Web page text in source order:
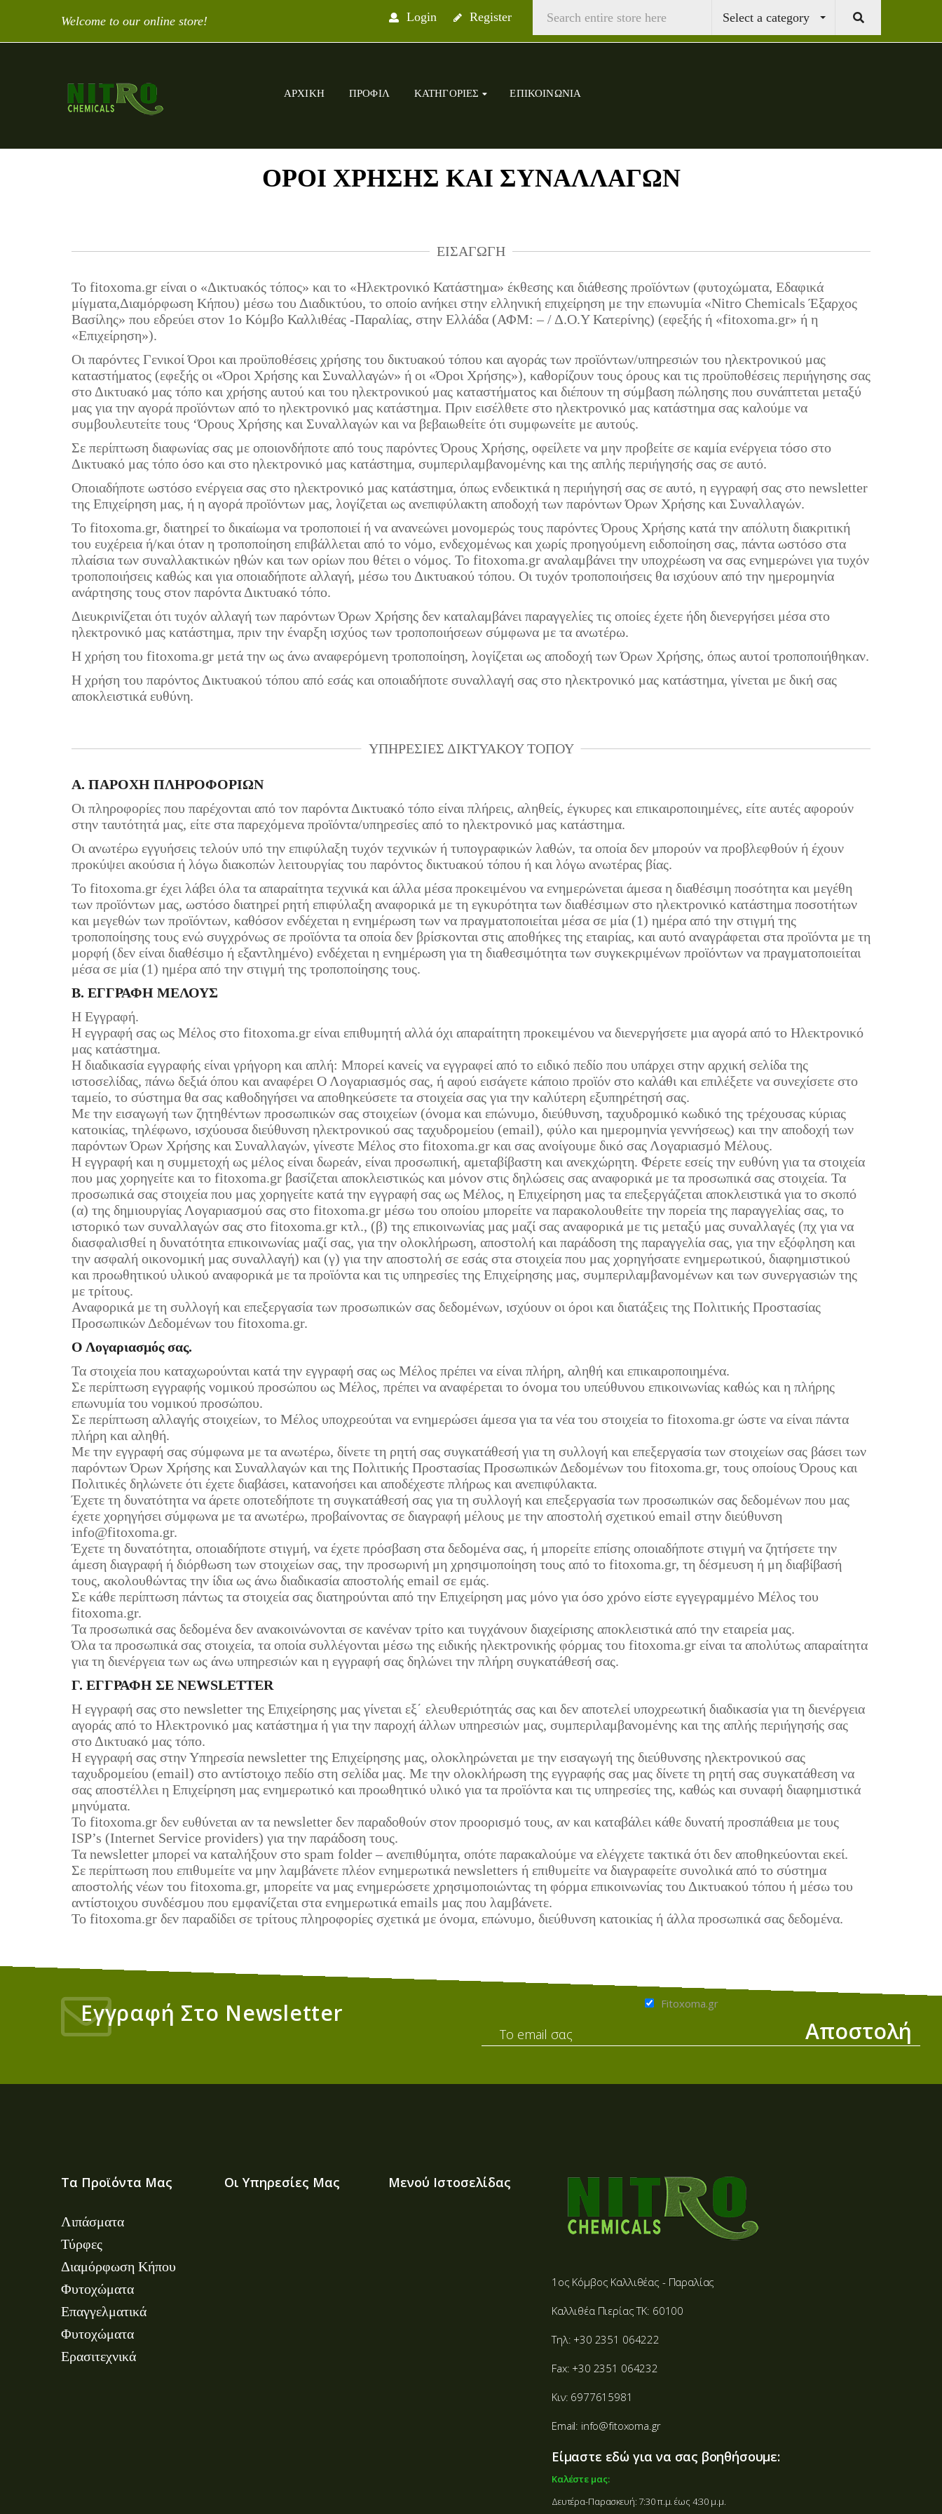
Welcome to our online store! Login Register Select a category
ΑΡΧΙΚΉ ΠΡΟΦΊΛ ΚΑΤΗΓΟΡΊΕΣ ΕΠΙΚΟΙΝΩΝΊΑ
ΟΡΟΙ ΧΡΗΣΗΣ ΚΑΙ ΣΥΝΑΛΛΑΓΩΝ
ΕΙΣΑΓΩΓΉ
Το fitoxoma.gr είναι ο «Δικτυακός τόπος» και το «Ηλεκτρονικό Κατάστημα» έκθεσης και διάθεσης προϊόντων (φυτοχώματα, Εδαφικά
μίγματα,Διαμόρφωση Κήπου) μέσω του Διαδικτύου, το οποίο ανήκει στην ελληνική επιχείρηση με την επωνυμία «Nitro Chemicals Έξαρχος
Βασίλης» που εδρεύει στον 1ο Κόμβο Καλλιθέας -Παραλίας, στην Ελλάδα (ΑΦΜ: – / Δ.Ο.Υ Κατερίνης) (εφεξής ή «fitoxoma.gr» ή η
«Επιχείρηση»).
Οι παρόντες Γενικοί Όροι και προϋποθέσεις χρήσης του δικτυακού τόπου και αγοράς των προϊόντων/υπηρεσιών του ηλεκτρονικού μας
καταστήματος (εφεξής οι «Όροι Χρήσης και Συναλλαγών» ή οι «Όροι Χρήσης»), καθορίζουν τους όρους και τις προϋποθέσεις περιήγησης σας
στο Δικτυακό μας τόπο και χρήσης αυτού και του ηλεκτρονικού μας καταστήματος και διέπουν τη σύμβαση πώλησης που συνάπτεται μεταξύ
μας για την αγορά προϊόντων από το ηλεκτρονικό μας κατάστημα. Πριν εισέλθετε στο ηλεκτρονικό μας κατάστημα σας καλούμε να
συμβουλευτείτε τους ‘Όρους Χρήσης και Συναλλαγών και να βεβαιωθείτε ότι συμφωνείτε με αυτούς.
Σε περίπτωση διαφωνίας σας με οποιονδήποτε από τους παρόντες Όρους Χρήσης, οφείλετε να μην προβείτε σε καμία ενέργεια τόσο στο
Δικτυακό μας τόπο όσο και στο ηλεκτρονικό μας κατάστημα, συμπεριλαμβανομένης και της απλής περιήγησής σας σε αυτό.
Οποιαδήποτε ωστόσο ενέργεια σας στο ηλεκτρονικό μας κατάστημα, όπως ενδεικτικά η περιήγησή σας σε αυτό, η εγγραφή σας στο newsletter
της Επιχείρηση μας, ή η αγορά προϊόντων μας, λογίζεται ως ανεπιφύλακτη αποδοχή των παρόντων Όρων Χρήσης και Συναλλαγών.
Το fitoxoma.gr, διατηρεί το δικαίωμα να τροποποιεί ή να ανανεώνει μονομερώς τους παρόντες Όρους Χρήσης κατά την απόλυτη διακριτική
του ευχέρεια ή/και όταν η τροποποίηση επιβάλλεται από το νόμο, ενδεχομένως και χωρίς προηγούμενη ειδοποίηση σας, πάντα ωστόσο στα
πλαίσια των συναλλακτικών ηθών και των ορίων που θέτει ο νόμος. Το fitoxoma.gr αναλαμβάνει την υποχρέωση να σας ενημερώνει για τυχόν
τροποποιήσεις καθώς και για οποιαδήποτε αλλαγή, μέσω του Δικτυακού τόπου. Οι τυχόν τροποποιήσεις θα ισχύουν από την ημερομηνία
ανάρτησης τους στον παρόντα Δικτυακό τόπο.
Διευκρινίζεται ότι τυχόν αλλαγή των παρόντων Όρων Χρήσης δεν καταλαμβάνει παραγγελίες τις οποίες έχετε ήδη διενεργήσει μέσα στο
ηλεκτρονικό μας κατάστημα, πριν την έναρξη ισχύος των τροποποιήσεων σύμφωνα με τα ανωτέρω.
Η χρήση του fitoxoma.gr μετά την ως άνω αναφερόμενη τροποποίηση, λογίζεται ως αποδοχή των Όρων Χρήσης, όπως αυτοί τροποποιήθηκαν.
Η χρήση του παρόντος Δικτυακού τόπου από εσάς και οποιαδήποτε συναλλαγή σας στο ηλεκτρονικό μας κατάστημα, γίνεται με δική σας
αποκλειστικά ευθύνη.
ΥΠΗΡΕΣΙΕΣ ΔΙΚΤΥΑΚΟΥ ΤΟΠΟΥ
Α. ΠΑΡΟΧΗ ΠΛΗΡΟΦΟΡΙΩΝ
Οι πληροφορίες που παρέχονται από τον παρόντα Δικτυακό τόπο είναι πλήρεις, αληθείς, έγκυρες και επικαιροποιημένες, είτε αυτές αφορούν
στην ταυτότητά μας, είτε στα παρεχόμενα προϊόντα/υπηρεσίες από το ηλεκτρονικό μας κατάστημα.
Οι ανωτέρω εγγυήσεις τελούν υπό την επιφύλαξη τυχόν τεχνικών ή τυπογραφικών λαθών, τα οποία δεν μπορούν να προβλεφθούν ή έχουν
προκύψει ακούσια ή λόγω διακοπών λειτουργίας του παρόντος δικτυακού τόπου ή και λόγω ανωτέρας βίας.
Το fitoxoma.gr έχει λάβει όλα τα απαραίτητα τεχνικά και άλλα μέσα προκειμένου να ενημερώνεται άμεσα η διαθέσιμη ποσότητα και μεγέθη
των προϊόντων μας, ωστόσο διατηρεί ρητή επιφύλαξη αναφορικά με τη εγκυρότητα των διαθέσιμων στο ηλεκτρονικό κατάστημα ποσοτήτων
και μεγεθών των προϊόντων, καθόσον ενδέχεται η ενημέρωση των να πραγματοποιείται μέσα σε μία (1) ημέρα από την στιγμή της
τροποποίησης τους ενώ συγχρόνως σε προϊόντα τα οποία δεν βρίσκονται στις αποθήκες της εταιρίας, και αυτό αναγράφεται στα προϊόντα με τη
μορφή (δεν είναι διαθέσιμο ή εξαντλημένο) ενδέχεται η ενημέρωση για τη διαθεσιμότητα των συγκεκριμένων προϊόντων να πραγματοποιείται
μέσα σε μία (1) ημέρα από την στιγμή της τροποποίησης τους.
Β. ΕΓΓΡΑΦΗ ΜΕΛΟΥΣ
Η Εγγραφή.
Η εγγραφή σας ως Μέλος στο fitoxoma.gr είναι επιθυμητή αλλά όχι απαραίτητη προκειμένου να διενεργήσετε μια αγορά από το Ηλεκτρονικό
μας κατάστημα.
Η διαδικασία εγγραφής είναι γρήγορη και απλή: Μπορεί κανείς να εγγραφεί από το ειδικό πεδίο που υπάρχει στην αρχική σελίδα της
ιστοσελίδας, πάνω δεξιά όπου και αναφέρει Ο Λογαριασμός σας, ή αφού εισάγετε κάποιο προϊόν στο καλάθι και επιλέξετε να συνεχίσετε στο
ταμείο, το σύστημα θα σας καθοδηγήσει να αποθηκεύσετε τα στοιχεία σας για την καλύτερη εξυπηρέτησή σας.
Με την εισαγωγή των ζητηθέντων προσωπικών σας στοιχείων (όνομα και επώνυμο, διεύθυνση, ταχυδρομικό κωδικό της τρέχουσας κύριας
κατοικίας, τηλέφωνο, ισχύουσα διεύθυνση ηλεκτρονικού σας ταχυδρομείου (email), φύλο και ημερομηνία γεννήσεως) και την αποδοχή των
παρόντων Όρων Χρήσης και Συναλλαγών, γίνεστε Μέλος στο fitoxoma.gr και σας ανοίγουμε δικό σας Λογαριασμό Μέλους.
Η εγγραφή και η συμμετοχή ως μέλος είναι δωρεάν, είναι προσωπική, αμεταβίβαστη και ανεκχώρητη. Φέρετε εσείς την ευθύνη για τα στοιχεία
που μας χορηγείτε και το fitoxoma.gr βασίζεται αποκλειστικώς και μόνον στις δηλώσεις σας αναφορικά με τα προσωπικά σας στοιχεία. Τα
προσωπικά σας στοιχεία που μας χορηγείτε κατά την εγγραφή σας ως Μέλος, η Επιχείρηση μας τα επεξεργάζεται αποκλειστικά για το σκοπό
(α) της δημιουργίας Λογαριασμού σας στο fitoxoma.gr μέσω του οποίου μπορείτε να παρακολουθείτε την πορεία της παραγγελίας σας, το
ιστορικό των συναλλαγών σας στο fitoxoma.gr κτλ., (β) της επικοινωνίας μας μαζί σας αναφορικά με τις μεταξύ μας συναλλαγές (πχ για να
διασφαλισθεί η δυνατότητα επικοινωνίας μαζί σας, για την ολοκλήρωση, αποστολή και παράδοση της παραγγελία σας, για την εξόφληση και
την ασφαλή οικονομική μας συναλλαγή) και (γ) για την αποστολή σε εσάς στα στοιχεία που μας χορηγήσατε ενημερωτικού, διαφημιστικού
και προωθητικού υλικού αναφορικά με τα προϊόντα και τις υπηρεσίες της Επιχείρησης μας, συμπεριλαμβανομένων και των συνεργασιών της
με τρίτους.
Αναφορικά με τη συλλογή και επεξεργασία των προσωπικών σας δεδομένων, ισχύουν οι όροι και διατάξεις της Πολιτικής Προστασίας
Προσωπικών Δεδομένων του fitoxoma.gr.
Ο Λογαριασμός σας.
Τα στοιχεία που καταχωρούνται κατά την εγγραφή σας ως Μέλος πρέπει να είναι πλήρη, αληθή και επικαιροποιημένα.
Σε περίπτωση εγγραφής νομικού προσώπου ως Μέλος, πρέπει να αναφέρεται το όνομα του υπεύθυνου επικοινωνίας καθώς και η πλήρης
επωνυμία του νομικού προσώπου.
Σε περίπτωση αλλαγής στοιχείων, το Μέλος υποχρεούται να ενημερώσει άμεσα για τα νέα του στοιχεία το fitoxoma.gr ώστε να είναι πάντα
πλήρη και αληθή.
Με την εγγραφή σας σύμφωνα με τα ανωτέρω, δίνετε τη ρητή σας συγκατάθεσή για τη συλλογή και επεξεργασία των στοιχείων σας βάσει των
παρόντων Όρων Χρήσης και Συναλλαγών και της Πολιτικής Προστασίας Προσωπικών Δεδομένων του fitoxoma.gr, τους οποίους Όρους και
Πολιτικές δηλώνετε ότι έχετε διαβάσει, κατανοήσει και αποδέχεστε πλήρως και ανεπιφύλακτα.
Έχετε τη δυνατότητα να άρετε οποτεδήποτε τη συγκατάθεσή σας για τη συλλογή και επεξεργασία των προσωπικών σας δεδομένων που μας
έχετε χορηγήσει σύμφωνα με τα ανωτέρω, προβαίνοντας σε διαγραφή μέλους με την αποστολή σχετικού email στην διεύθυνση
info@fitoxoma.gr.
Έχετε τη δυνατότητα, οποιαδήποτε στιγμή, να έχετε πρόσβαση στα δεδομένα σας, ή μπορείτε επίσης οποιαδήποτε στιγμή να ζητήσετε την
άμεση διαγραφή ή διόρθωση των στοιχείων σας, την προσωρινή μη χρησιμοποίηση τους από το fitoxoma.gr, τη δέσμευση ή μη διαβίβασή
τους, ακολουθώντας την ίδια ως άνω διαδικασία αποστολής email σε εμάς.
Σε κάθε περίπτωση πάντως τα στοιχεία σας διατηρούνται από την Επιχείρηση μας μόνο για όσο χρόνο είστε εγγεγραμμένο Μέλος του
fitoxoma.gr.
Τα προσωπικά σας δεδομένα δεν ανακοινώνονται σε κανέναν τρίτο και τυγχάνουν διαχείρισης αποκλειστικά από την εταιρεία μας.
Όλα τα προσωπικά σας στοιχεία, τα οποία συλλέγονται μέσω της ειδικής ηλεκτρονικής φόρμας του fitoxoma.gr είναι τα απολύτως απαραίτητα
για τη διενέργεια των ως άνω υπηρεσιών και η εγγραφή σας δηλώνει την πλήρη συγκατάθεσή σας.
Γ. ΕΓΓΡΑΦΗ ΣΕ NEWSLETTER
Η εγγραφή σας στο newsletter της Επιχείρησης μας γίνεται εξ΄ ελευθεριότητάς σας και δεν αποτελεί υποχρεωτική διαδικασία για τη διενέργεια
αγοράς από το Ηλεκτρονικό μας κατάστημα ή για την παροχή άλλων υπηρεσιών μας, συμπεριλαμβανομένης και της απλής περιήγησής σας
στο Δικτυακό μας τόπο.
Η εγγραφή σας στην Υπηρεσία newsletter της Επιχείρησης μας, ολοκληρώνεται με την εισαγωγή της διεύθυνσης ηλεκτρονικού σας
ταχυδρομείου (email) στο αντίστοιχο πεδίο στη σελίδα μας. Με την ολοκλήρωση της εγγραφής σας μας δίνετε τη ρητή σας συγκατάθεση να
σας αποστέλλει η Επιχείρηση μας ενημερωτικό και προωθητικό υλικό για τα προϊόντα και τις υπηρεσίες της, καθώς και συναφή διαφημιστικά
μηνύματα.
Το fitoxoma.gr δεν ευθύνεται αν τα newsletter δεν παραδοθούν στον προορισμό τους, αν και καταβάλει κάθε δυνατή προσπάθεια με τους
ISP’s (Internet Service providers) για την παράδοση τους.
Τα newsletter μπορεί να καταλήξουν στο spam folder – ανεπιθύμητα, οπότε παρακαλούμε να ελέγχετε τακτικά ότι δεν αποθηκεύονται εκεί.
Σε περίπτωση που επιθυμείτε να μην λαμβάνετε πλέον ενημερωτικά newsletters ή επιθυμείτε να διαγραφείτε συνολικά από το σύστημα
αποστολής νέων του fitoxoma.gr, μπορείτε να μας ενημερώσετε χρησιμοποιώντας τη φόρμα επικοινωνίας του Δικτυακού τόπου ή μέσω του
αντίστοιχου συνδέσμου που εμφανίζεται στα ενημερωτικά emails μας που λαμβάνετε.
Το fitoxoma.gr δεν παραδίδει σε τρίτους πληροφορίες σχετικά με όνομα, επώνυμο, διεύθυνση κατοικίας ή άλλα προσωπικά σας δεδομένα.
Εγγραφή Στο Newsletter Fitoxoma.gr
Τα Προϊόντα Μας
Λιπάσματα
Τύρφες
Διαμόρφωση Κήπου
Φυτοχώματα
Επαγγελματικά
Φυτοχώματα
Ερασιτεχνικά
Οι Υπηρεσίες Μας Μενού Ιστοσελίδας
1ος Κόμβος Καλλιθέας - Παραλίας
Καλλιθέα Πιερίας ΤΚ: 60100
Τηλ: +30 2351 064222
Fax: +30 2351 064232
Κιν: 6977615981
Email: info@fitoxoma.gr
Είμαστε εδώ για να σας βοηθήσουμε:
Καλέστε μας:
Δευτέρα-Παρασκευή: 7:30 π.μ. έως 4:30 μ.μ.